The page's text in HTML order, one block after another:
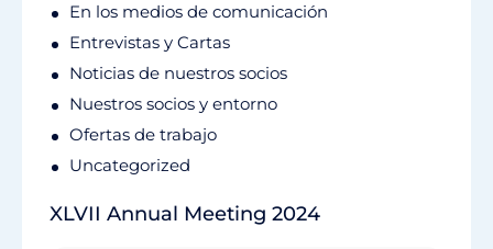
En los medios de comunicación
Entrevistas y Cartas
Noticias de nuestros socios
Nuestros socios y entorno
Ofertas de trabajo
Uncategorized
XLVII Annual Meeting 2024